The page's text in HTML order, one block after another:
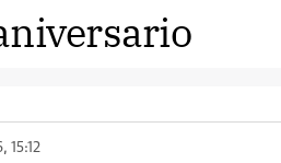
15:12